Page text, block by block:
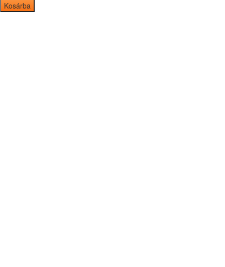
Kosárba